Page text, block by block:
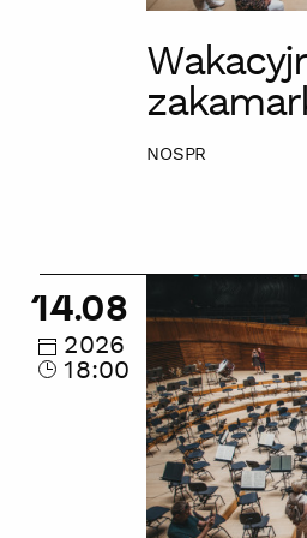
NOSPR
Wakacyjne
zwiedzanie
zakamarków
NOSPR
14.08
2026
18:00